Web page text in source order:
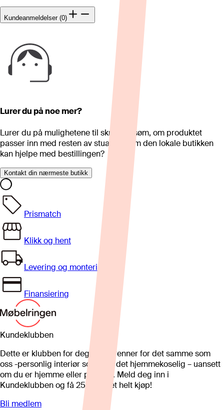
Kundeanmeldelser (0)
Lurer du på noe mer?
Lurer du på mulighetene til skreddersøm, om produktet
passer inn med resten av stua eller om den lokale butikken
kan hjelpe med bestillingen?
Kontakt din nærmeste butikk
Prismatch
Klikk og hent
Levering og montering
Finansiering
Kundeklubben
Dette er klubben for deg som brenner for det samme som
oss -personlig interiør som gjør det hjemmekoselig – uansett
om du er hjemme eller på hytta. Meld deg inn i
Kundeklubben og få 25%* på et helt kjøp!
Bli medlem